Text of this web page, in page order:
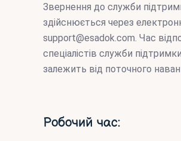
Звернення до служби
здійснюється через
support@esadok.com. Час
спеціалістів служби підтримки
залежить від поточного
Робочий час: